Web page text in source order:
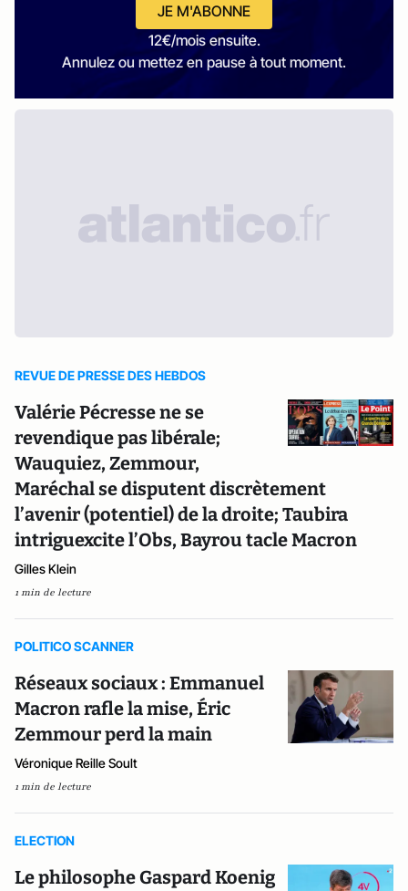
JE M'ABONNE
12€/mois ensuite.
Annulez ou mettez en pause à tout moment.
REVUE DE PRESSE DES HEBDOS
Valérie Pécresse ne se
revendique pas libérale;
Wauquiez, Zemmour,
Maréchal se disputent discrètement
l’avenir (potentiel) de la droite; Taubira
intriguexcite l’Obs, Bayrou tacle Macron
Gilles Klein
1 min de lecture
POLITICO SCANNER
Réseaux sociaux : Emmanuel
Macron rafle la mise, Éric
Zemmour perd la main
Véronique Reille Soult
1 min de lecture
ELECTION
Le philosophe Gaspard Koenig